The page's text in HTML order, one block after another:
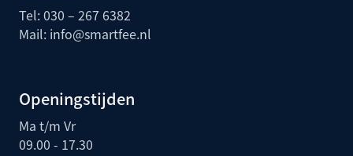
Tel: 030 – 267 6382
Mail: info@smartfee.nl
Openingstijden
Ma t/m Vr
09.00 - 17.30